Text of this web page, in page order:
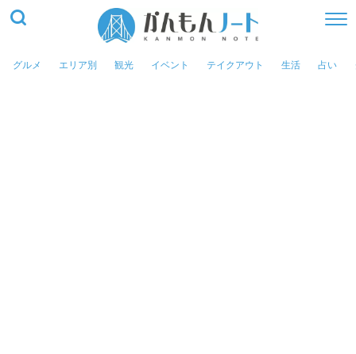
グルメ エリア別 観光 イベント テイクアウト 生活 占い